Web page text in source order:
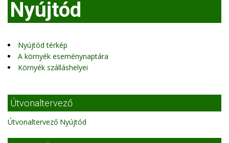
Romana
Nyújtód
Nyújtód térkép
A környék eseménynaptára
Környék szálláshelyei
Útvonaltervező
Útvonaltervező Nyújtód